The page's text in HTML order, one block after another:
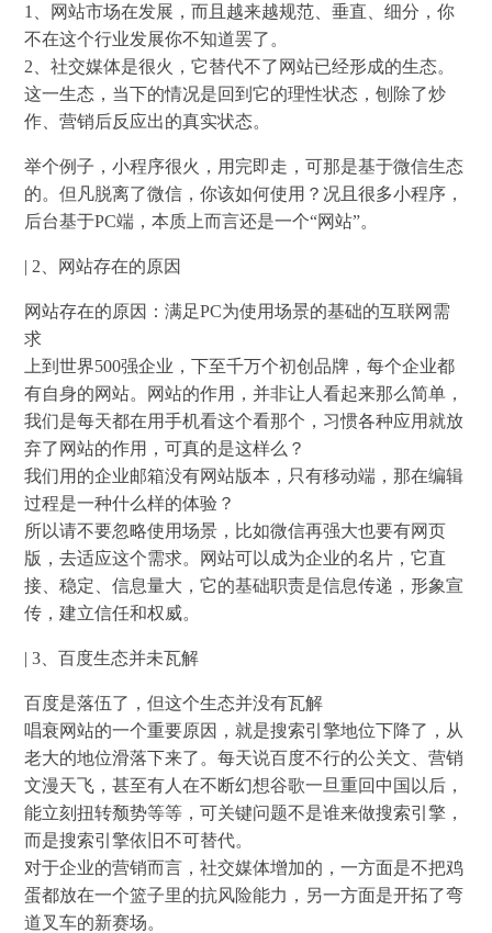
1、网站市场在发展，而且越来越规范、垂直、细分，你
不在这个行业发展你不知道罢了。
2、社交媒体是很火，它替代不了网站已经形成的生态。
这一生态，当下的情况是回到它的理性状态，刨除了炒
作、营销后反应出的真实状态。
举个例子，小程序很火，用完即走，可那是基于微信生态
的。但凡脱离了微信，你该如何使用？况且很多小程序，
后台基于PC端，本质上而言还是一个“网站”。
| 2、网站存在的原因
网站存在的原因：满足PC为使用场景的基础的互联网需
求
上到世界500强企业，下至千万个初创品牌，每个企业都
有自身的网站。网站的作用，并非让人看起来那么简单，
我们是每天都在用手机看这个看那个，习惯各种应用就放
弃了网站的作用，可真的是这样么？
我们用的企业邮箱没有网站版本，只有移动端，那在编辑
过程是一种什么样的体验？
所以请不要忽略使用场景，比如微信再强大也要有网页
版，去适应这个需求。网站可以成为企业的名片，它直
接、稳定、信息量大，它的基础职责是信息传递，形象宣
传，建立信任和权威。
| 3、百度生态并未瓦解
百度是落伍了，但这个生态并没有瓦解
唱衰网站的一个重要原因，就是搜索引擎地位下降了，从
老大的地位滑落下来了。每天说百度不行的公关文、营销
文漫天飞，甚至有人在不断幻想谷歌一旦重回中国以后，
能立刻扭转颓势等等，可关键问题不是谁来做搜索引擎，
而是搜索引擎依旧不可替代。
对于企业的营销而言，社交媒体增加的，一方面是不把鸡
蛋都放在一个篮子里的抗风险能力，另一方面是开拓了弯
道叉车的新赛场。